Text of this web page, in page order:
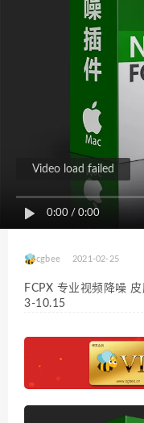
0:00 / 0:00
Video load failed
cgbee 2021-02-25
FCPX 专业视频降噪
3-10.15